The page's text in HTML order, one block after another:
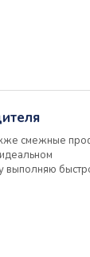
смежные
выполняю
Есть опыт